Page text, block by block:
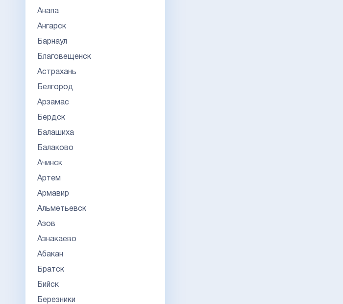
Анапа
Ангарск
Барнаул
Благовещенск
Астрахань
Белгород
Арзамас
Бердск
Балашиха
Балаково
Ачинск
Артем
Армавир
Альметьевск
Азов
Азнакаево
Абакан
Братск
Бийск
Березники